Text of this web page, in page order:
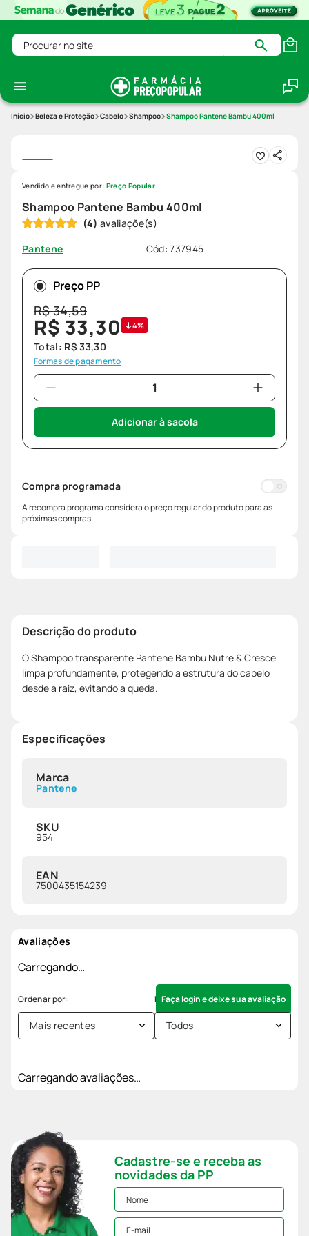
Procurar no site
Beleza e Proteção Cabelo Shampoo Shampoo Pantene Bambu 400ml
Shampoo Pantene Bambu 400ml
(4)
Pantene
Cód:737945
Vendido e entregue por: Preço Popular
Preço PP
R$34,59
R$ 33,30 4%
Total: R$ 33,30
Formas de pagamento
Adicionar à sacola
Compra programada
A recompra programa considera o preço regular do produto para as
próximas compras.
Descrição do produto
O Shampoo transparente Pantene Bambu Nutre & Cresce
limpa profundamente, protegendo a estrutura do cabelo
desde a raiz, evitando a queda.
Especificações
Marca
Pantene
SKU
954
EAN
7500435154239
Avaliações
Carregando…
Faça login e deixe sua avaliação
Mais recentes Todos
Carregando avaliações…
Cadastre-se e receba as
novidades da PP